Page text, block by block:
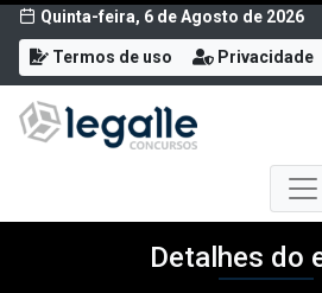
Quinta-feira, 6 de Agosto de 2026
Termos de uso Privacidade
Detalhes do